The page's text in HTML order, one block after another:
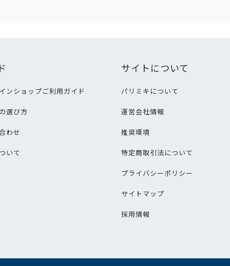
ンショップご利用ガイド
選び方
わせ
いて
サイトについて
パリミキについて
運営会社情報
推奨環境
特定商取引法について
プライバシーポリシー
サイトマップ
採用情報